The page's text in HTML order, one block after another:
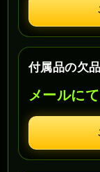
付属品の欠
メールに